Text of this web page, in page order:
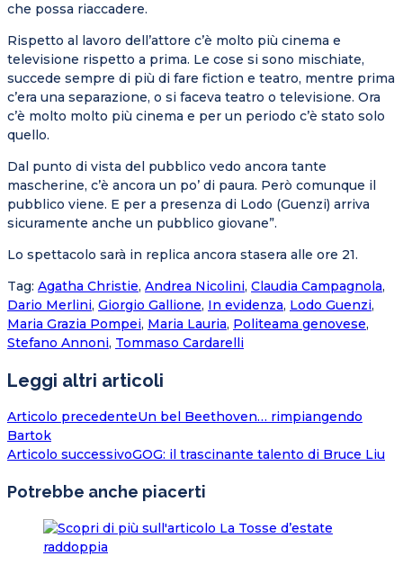
che possa riaccadere.
Rispetto al lavoro dell’attore c’è molto più cinema e
televisione rispetto a prima. Le cose si sono mischiate,
succede sempre di più di fare fiction e teatro, mentre prima
c’era una separazione, o si faceva teatro o televisione. Ora
c’è molto molto più cinema e per un periodo c’è stato solo
quello.
Dal punto di vista del pubblico vedo ancora tante
mascherine, c’è ancora un po’ di paura. Però comunque il
pubblico viene. E per a presenza di Lodo (Guenzi) arriva
sicuramente anche un pubblico giovane”.
Lo spettacolo sarà in replica ancora stasera alle ore 21.
Tag: Agatha Christie, Andrea Nicolini, Claudia Campagnola,
Dario Merlini, Giorgio Gallione, In evidenza, Lodo Guenzi,
Maria Grazia Pompei, Maria Lauria, Politeama genovese,
Stefano Annoni, Tommaso Cardarelli
Leggi altri articoli
Articolo precedenteUn bel Beethoven… rimpiangendo
Bartok
Articolo successivoGOG: il trascinante talento di Bruce Liu
Potrebbe anche piacerti